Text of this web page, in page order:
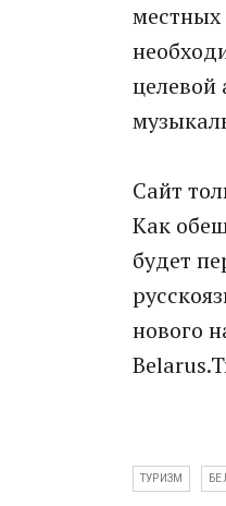
местных
целевой
Сайт
Как
будет
нового
ТУРИЗМ